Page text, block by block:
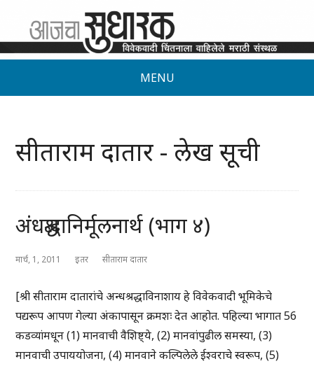
MENU
सीताराम दातार - लेख सूची
अंधश्रद्धानिर्मूलनार्थ (भाग ४)
मार्च, 1, 2011 इतर सीताराम दातार
[श्री सीताराम दातारांचे अन्धश्रद्धाविनाशाय हे विवेकवादी भूमिकेचे
पद्यरूप आपण गेल्या अंकापासून क्रमशः देत आहोत. पहिल्या भागात 56
कडव्यांमधून (1) मानवाची वैशिष्ट्ये, (2) मानवांपुढील समस्या, (3)
मानवाची उपाययोजना, (4) मानवाने कल्पिलेले ईश्वराचे स्वरूप, (5)